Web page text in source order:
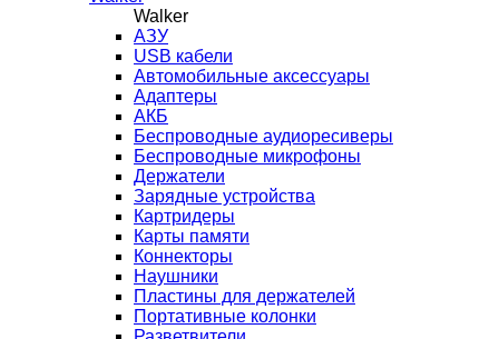
Walker
AЗУ
USB кабели
Автомобильные аксессуары
Адаптеры
АКБ
Беспроводные аудиоресиверы
Беспроводные микрофоны
Держатели
Зарядные устройства
Картридеры
Карты памяти
Коннекторы
Наушники
Пластины для держателей
Портативные колонки